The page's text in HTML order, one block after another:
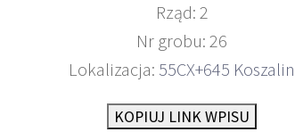
Rząd: 2
Nr grobu: 26
Lokalizacja: 55CX+645 Koszalin
KOPIUJ LINK WPISU